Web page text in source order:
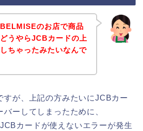
のお店で商品
うやらJCBカードの上
ちゃったみたいなんで
すが、上記の方みたいにJCBカー
バーしてしまったために、
カードが使えないエラーが発生